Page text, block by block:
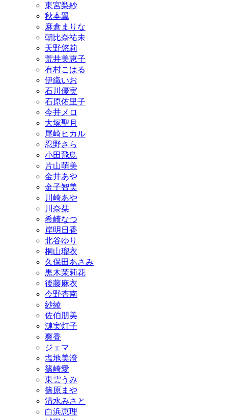
東宮梨紗
秋本翼
麻倉まりな
朝比奈祐未
天野悠莉
荒井美恵子
有村こはる
伊織いお
石川優実
石原佑里子
今井メロ
大塚聖月
尾崎ヒカル
忍野さら
小田飛鳥
片山萌美
金井あや
金子智美
川崎あや
川奈栞
希崎なつ
岸明日香
北谷ゆり
桐山瑠衣
久保田あさみ
黒木茉莉花
後藤麻衣
今野杏南
紗綾
佐伯朋美
漣実灯子
爽香
ジェマ
塩地美澄
篠崎愛
東雲うみ
篠原まや
清水みさと
白浜恵理